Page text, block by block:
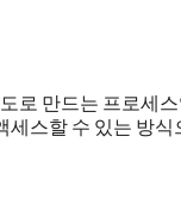
로 만드는 프로세
세스할 수 있는 방식